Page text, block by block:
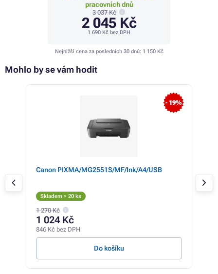
pracovních dnů
3 037 Kč
2 045 Kč
1 690 Kč bez DPH
Nejnižší cena za posledních 30 dnů: 1 150 Kč
Mohlo by se vám hodit
- 19%
Canon PIXMA/MG2551S/MF/Ink/A4/USB
Skladem > 20 ks
1 270 Kč
1 024 Kč
846 Kč bez DPH
Do košíku